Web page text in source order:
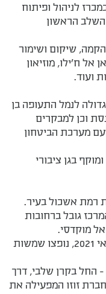
לניהול ופיתוח
השלב הראשון
שיקום ושימור
ח'ילו, מוזיאון
ועוד.
לנמל התעופה בן
וכן למבקרים
מערכת הביטחון
על שטח של 1300 מ"ר ומוקף בגן ציבורי
רמת אשכול בעיר.
גובל ברחובות
מוקדסי.
במהלך מבצע שומר החומות, בחודש מאי 2021, נופצו שמשות
החל בקרן שלבי, דרך
זוזו המפעילה את